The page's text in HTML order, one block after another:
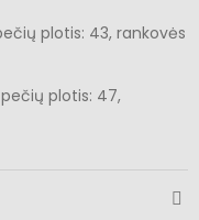
plotis: 43, rankovės
plotis: 47,